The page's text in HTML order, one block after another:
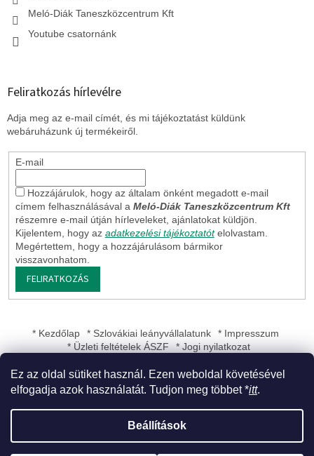
Ez az oldal sütiket használ. Ezen weboldal követésével
elfogadja azok használatát. Tudjon meg többet *itt.
Beállítások
Meló-Diák Taneszközcentrum Kft
Youtube csatornánk
Feliratkozás hírlevélre
Adja meg az e-mail címét, és mi tájékoztatást küldünk
webáruházunk új termékeiről.
E-mail
Hozzájárulok, hogy az általam önként megadott e-mail
címem felhasználásával a Meló-Diák Taneszközcentrum Kft
részemre e-mail útján hírleveleket, ajánlatokat küldjön.
Kijelentem, hogy az adatkezelési tájékoztatót elolvastam.
Megértettem, hogy a hozzájárulásom bármikor
visszavonhatom.
FELIRATKOZÁS
* Kezdőlap * Szlovákiai leányvállalatunk
* Impresszum
* Üzleti feltételek ÁSZF
* Jogi nyilatkozat